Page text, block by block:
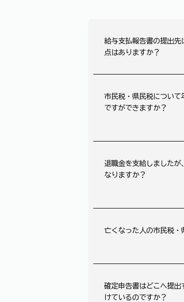
給与支払報告書の提出先
点はありますか？
市民税・県民税について
ですができますか？
退職金を支給しましたが
なりますか？
亡くなった人の市民税・
確定申告書はどこへ提出
けているのですか？